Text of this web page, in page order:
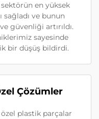
en yüksek
sağladı ve bunun
güvenliği artırıldı.
sayesinde
bir düşüş bildirdi.
Çözümler
plastik parçalar